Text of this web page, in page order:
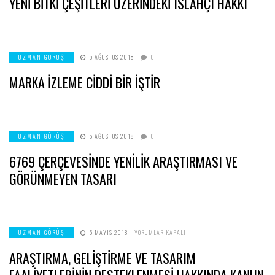
UZMAN GÖRÜŞ 5 AĞUSTOS 2018 0
MARKA İZLEME CİDDİ BİR İŞTİR
UZMAN GÖRÜŞ 5 AĞUSTOS 2018 0
6769 ÇERÇEVESİNDE YENİLİK ARAŞTIRMASI VE
GÖRÜNMEYEN TASARI
UZMAN GÖRÜŞ 5 MAYIS 2018
ARAŞTIRMA,
TASARIM
FAALİYETLERİNİN
DESTEKLENMESİ
YORUMLAR KAPALI
ARAŞTIRMA, GELİŞTİRME VE TASARIM